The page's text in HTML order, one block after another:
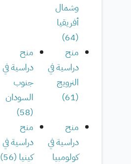
وشمال
أفريقيا
(
64
)
منح
دراسية في
النرويج
(
61
)
منح
دراسية في
جنوب
السودان
(
58
)
منح
دراسية في
كولومبيا
منح
دراسية في
كينيا (
56
)